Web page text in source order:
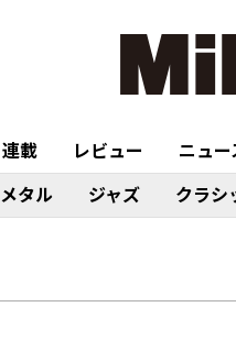
連載 レビュー ニュー
メタル ジャズ クラシ